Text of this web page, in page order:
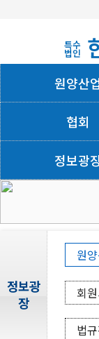
특수
법인
원양산업
협회
정보광
정보광
장
원
회
법